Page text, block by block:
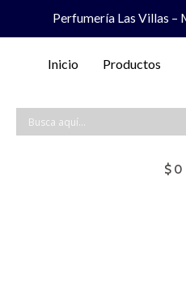
Perfumería Las Villas –
Inicio Productos
$ 0